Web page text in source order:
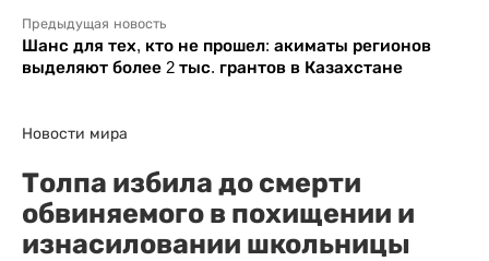
Предыдущая новость
Шанс для тех, кто не прошел: акиматы регионов
выделяют более 2 тыс. грантов в Казахстане
Новости мира
Толпа избила до смерти
обвиняемого в похищении и
изнасиловании школьницы